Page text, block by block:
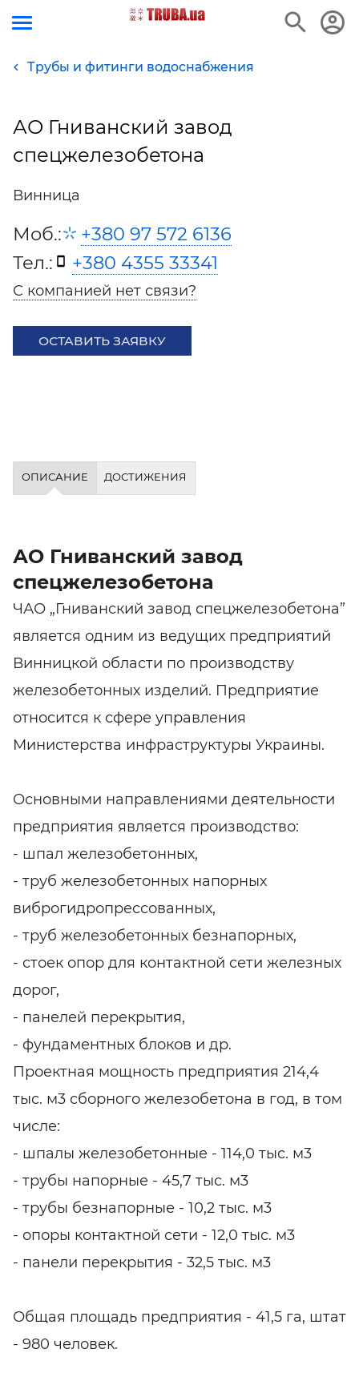
Трубы и фитинги водоснабжения
АО Гниванский завод
спецжелезобетона
Винница
Моб.:
+380 97 572 6136
Тел.:
+380 4355 33341
С компанией нет связи?
ОСТАВИТЬ ЗАЯВКУ
ОПИСАНИЕ ДОСТИЖЕНИЯ
АО Гниванский завод
спецжелезобетона
ЧАО „Гниванский завод спецжелезобетона”
является одним из ведущих предприятий
Винницкой области по производству
железобетонных изделий. Предприятие
относится к сфере управления
Министерства инфраструктуры Украины.
Основными направлениями деятельности
предприятия является производство:
- шпал железобетонных,
- труб железобетонных напорных
виброгидропрессованных,
- труб железобетонных безнапорных,
- стоек опор для контактной сети железных
дорог,
- панелей перекрытия,
- фундаментных блоков и др.
Проектная мощность предприятия 214,4
тыс. м3 сборного железобетона в год, в том
числе:
- шпалы железобетонные - 114,0 тыс. м3
- трубы напорные - 45,7 тыс. м3
- трубы безнапорные - 10,2 тыс. м3
- опоры контактной сети - 12,0 тыс. м3
- панели перекрытия - 32,5 тыс. м3
Общая площадь предприятия - 41,5 га, штат
- 980 человек.